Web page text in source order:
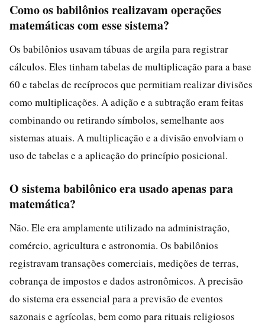
Como os babilônios realizavam operações
matemáticas com esse sistema?
Os babilônios usavam tábuas de argila para registrar
cálculos. Eles tinham tabelas de multiplicação para a base
60 e tabelas de recíprocos que permitiam realizar divisões
como multiplicações. A adição e a subtração eram feitas
combinando ou retirando símbolos, semelhante aos
sistemas atuais. A multiplicação e a divisão envolviam o
uso de tabelas e a aplicação do princípio posicional.
O sistema babilônico era usado apenas para
matemática?
Não. Ele era amplamente utilizado na administração,
comércio, agricultura e astronomia. Os babilônios
registravam transações comerciais, medições de terras,
cobrança de impostos e dados astronômicos. A precisão
do sistema era essencial para a previsão de eventos
sazonais e agrícolas, bem como para rituais religiosos